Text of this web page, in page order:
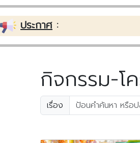
ประกาศ :
กิจกรรม-โ
เรื่อง